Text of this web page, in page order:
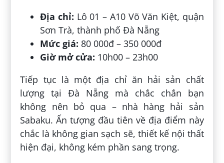
Địa chỉ: Lô 01 – A10 Võ Văn Kiệt, quận
Sơn Trà, thành phố Đà Nẵng
Mức giá: 80 000đ – 350 000đ
Giờ mở cửa: 10h00 – 23h00
Tiếp tục là một địa chỉ ăn hải sản chất
lượng tại Đà Nẵng mà chắc chắn bạn
không nên bỏ qua – nhà hàng hải sản
Sabaku. Ấn tượng đầu tiên về địa điểm này
chắc là không gian sạch sẽ, thiết kế nội thất
hiện đại, không kém phần sang trọng.